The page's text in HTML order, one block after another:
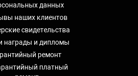
данных
наших клиентов
свидетельства
награды и дипломы
ремонт
платный